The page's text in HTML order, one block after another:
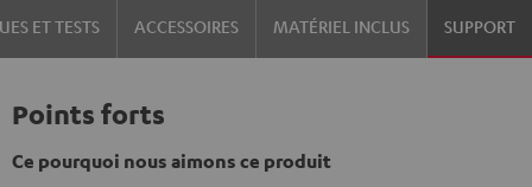
ET TESTS ACCESSOIRES MATÉRIEL INCLUS SUPPORT
Points forts
Ce pourquoi nous aimons ce produit